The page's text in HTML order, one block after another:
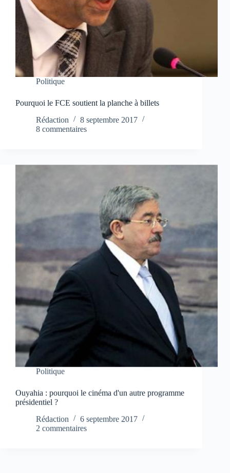
Politique
Pourquoi le FCE soutient la planche à billets
Rédaction
8 septembre 2017
8 commentaires
Politique
Ouyahia : pourquoi le cinéma d'un autre programme
présidentiel ?
Rédaction
6 septembre 2017
2 commentaires